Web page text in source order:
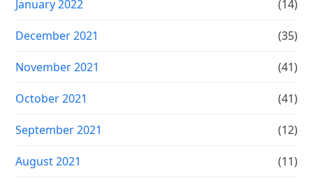
January 2022 (14)
December 2021 (35)
November 2021 (41)
October 2021 (41)
September 2021 (12)
August 2021 (11)